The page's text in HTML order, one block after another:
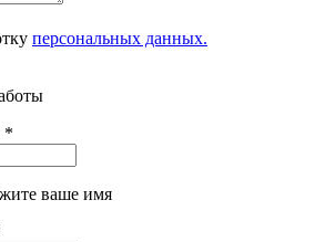
персональных данных.
*
ваше имя